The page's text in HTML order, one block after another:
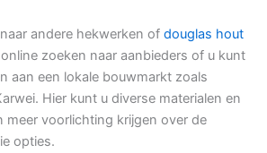
andere hekwerken of douglas hout
zoeken naar aanbieders of u kunt
aan een lokale bouwmarkt zoals
Hier kunt u diverse materialen en
meer voorlichting krijgen over de
opties.